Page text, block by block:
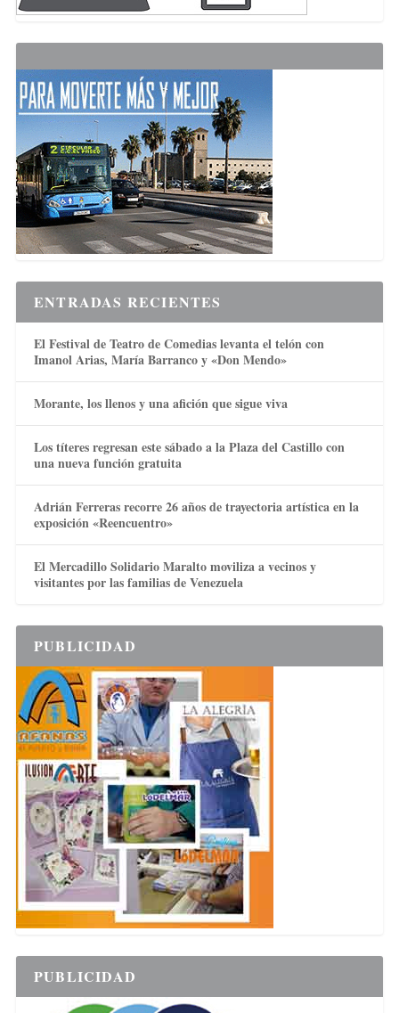
ENTRADAS RECIENTES
El Festival de Teatro de Comedias levanta el telón con
Imanol Arias, María Barranco y «Don Mendo»
Morante, los llenos y una afición que sigue viva
Los títeres regresan este sábado a la Plaza del Castillo con
una nueva función gratuita
Adrián Ferreras recorre 26 años de trayectoria artística en la
exposición «Reencuentro»
El Mercadillo Solidario Maralto moviliza a vecinos y
visitantes por las familias de Venezuela
PUBLICIDAD
PUBLICIDAD